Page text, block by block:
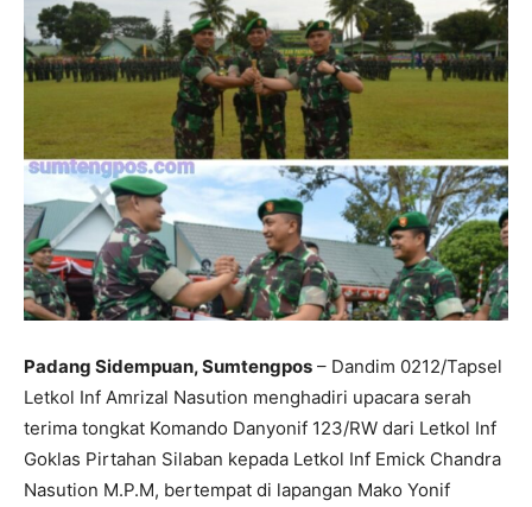
Padang Sidempuan, Sumtengpos – Dandim 0212/Tapsel
Letkol Inf Amrizal Nasution menghadiri upacara serah
terima tongkat Komando Danyonif 123/RW dari Letkol Inf
Goklas Pirtahan Silaban kepada Letkol Inf Emick Chandra
Nasution M.P.M, bertempat di lapangan Mako Yonif